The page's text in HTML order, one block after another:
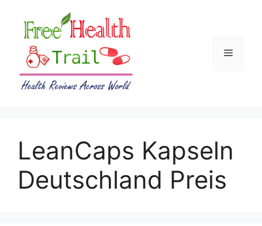
content
Menu
LeanCaps Kapseln
Deutschland Preis